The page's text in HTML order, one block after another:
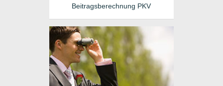
Beitragsberechnung PKV